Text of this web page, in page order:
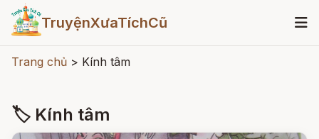
TruyệnXưaTíchCũ
Trang chủ > Kính tâm
🏷 Kính tâm